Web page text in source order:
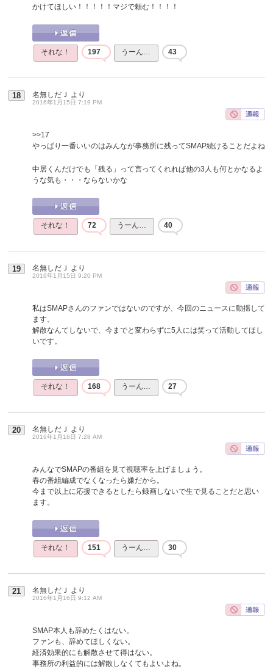
かけてほしい！！！！！マジで頼む！！！！
それな！ 197 うーん… 43
18 名無しだＪ より
2016年1月15日 7:19 PM
>>17
やっぱり一番いいのはみんなが事務所に残ってSMAP続けることだよね
中居くんだけでも「残る」って言ってくれれば他の3人も何とかなるよ
うな気も・・・ならないかな
それな！ 72 うーん… 40
19 名無しだＪ より
2016年1月15日 9:20 PM
私はSMAPさんのファンではないのですが、今回のニュースに動揺して
ます。
解散なんてしないで、今までと変わらずに5人には笑って活動してほし
いです。
それな！ 168 うーん… 27
20 名無しだＪ より
2016年1月16日 7:28 AM
みんなでSMAPの番組を見て視聴率を上げましょう。
春の番組編成でなくなったら嫌だから。
今まで以上に応援できるとしたら録画しないで生で見ることだと思い
ます。
それな！ 151 うーん… 30
21 名無しだＪ より
2016年1月16日 9:12 AM
SMAP本人も辞めたくはない。
ファンも、辞めてほしくない。
経済効果的にも解散させて得はない。
事務所の利益的には解散しなくてもよいよね。